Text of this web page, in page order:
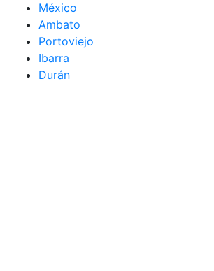
México
Ambato
Portoviejo
Ibarra
Durán